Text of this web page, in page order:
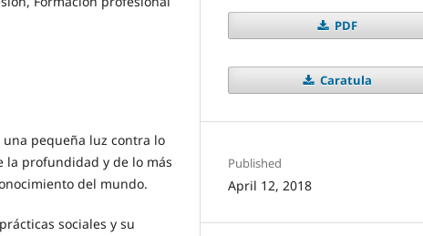
pequeña luz contra lo
la profundidad y de lo más
del mundo.
sociales y su
PDF
Caratula
Published
April 12, 2018